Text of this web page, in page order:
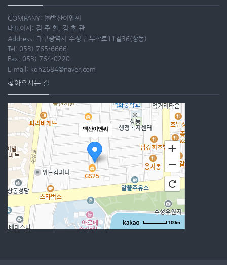
COMPANY: ㈜백산이엔씨
대표이사: 김 주 환. 김 호 관
Address: 대구광역시 수성구 무학로11길36(상동)
Tel: 053) 765-6666
Fax: 053) 764-0220
E-mail: kdh2684@naver.com
찾아오시는 길
백산이엔씨
100m